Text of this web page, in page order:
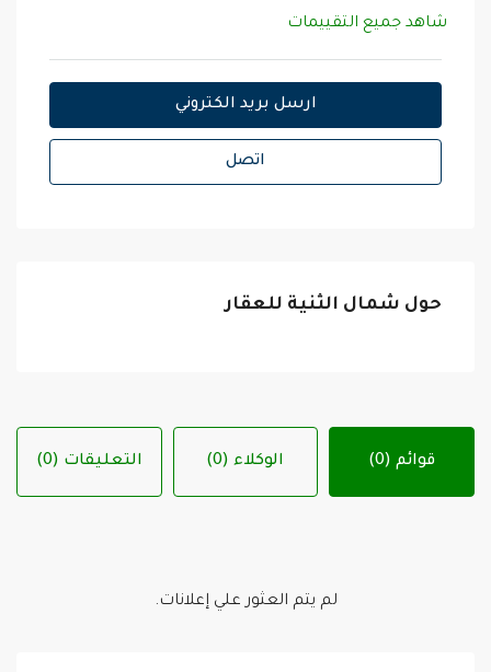
شاهد جميع التقييمات
ارسل بريد الكتروني
اتصل
حول شمال الثنية للعقار
قوائم (0) الوكلاء (0) التعليقات (0)
لم يتم العثور علي إعلانات.